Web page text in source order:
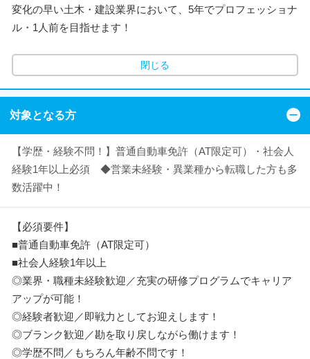
変化の早い土木・建設業界において、5年でプロフェッショナ
ル・1人前を目指せます！
閉じる
対象となる方
【学歴・経験不問！】普通自動車免許（AT限定可）・社会人
経験1年以上必須 ◆営業未経験・異業種から転職した方も多
数活躍中！
【必須要件】
■普通自動車免許（AT限定可）
■社会人経験1年以上
◎業界・職種未経験歓迎／充実の研修プログラムでキャリア
アップが可能！
◎経験者歓迎／即戦力としてお迎えします！
◎ブランク歓迎／勘を取り戻しながら働けます！
◎学歴不問／もちろん年齢不問です！